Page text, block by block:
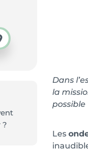
?
Dans
la
possible
Les